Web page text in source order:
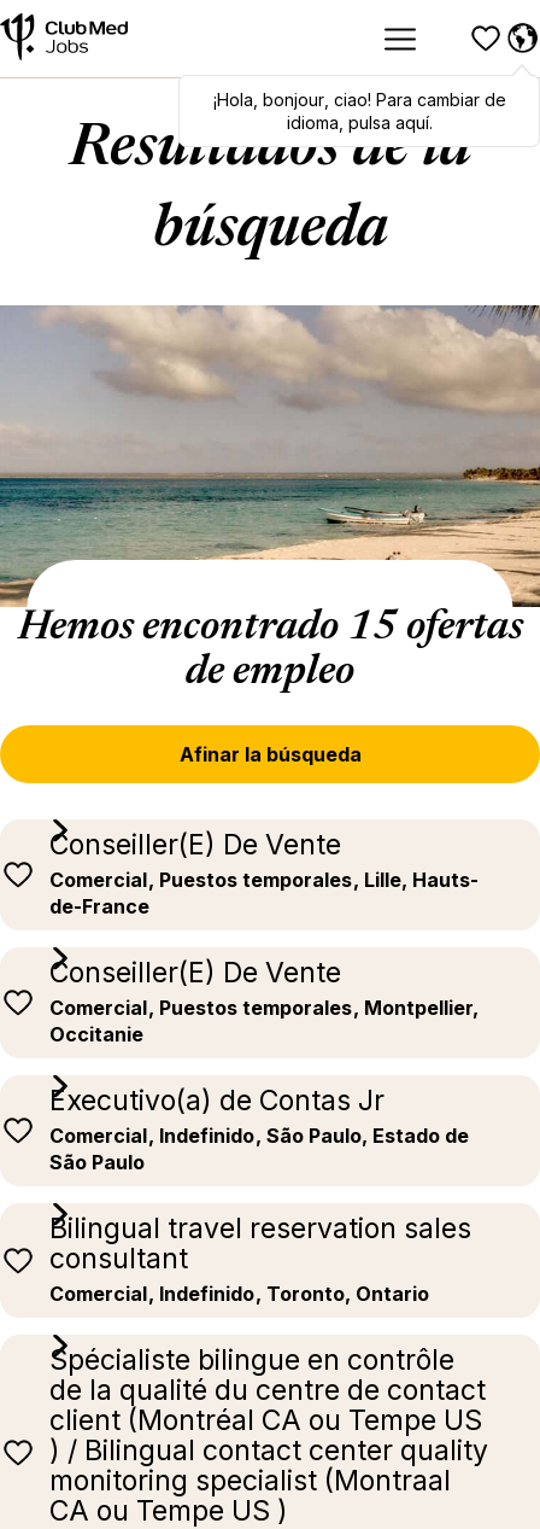
Hola,bonjour,ciao! To switch
languages, click here!
¡Hola bonjour, ciao! Para cambiar de
idioma, pulsa aquí.
Resultados de la
búsqueda
Hemos encontrado 15 ofertas
de empleo
Afinar la búsqueda
Conseiller(E) De Vente
Comercial, Puestos temporales, Lille, Hauts-
de-France
Conseiller(E) De Vente
Comercial, Puestos temporales, Montpellier,
Occitanie
Executivo(a) de Contas Jr
Comercial, Indefinido, São Paulo, Estado de
São Paulo
Bilingual travel reservation sales
consultant
Comercial, Indefinido, Toronto, Ontario
Spécialiste bilingue en contrôle
de la qualité du centre de contact
client (Montréal CA ou Tempe US
) / Bilingual contact center quality
monitoring specialist (Montraal
CA ou Tempe US )